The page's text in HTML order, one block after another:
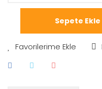
Sepete Ekle